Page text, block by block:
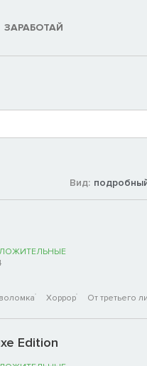
ЗАРАБОТАЙ
Вид:
Хоррор От третьего
Edition